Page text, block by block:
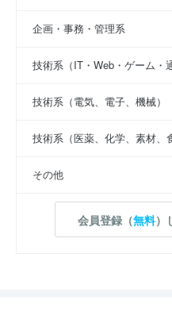
企画・事務・管理系
技術系（IT・Web・ゲーム・
技術系（電気、電子、機械）
技術系（医薬、化学、素材、
その他
会員登録（無料）